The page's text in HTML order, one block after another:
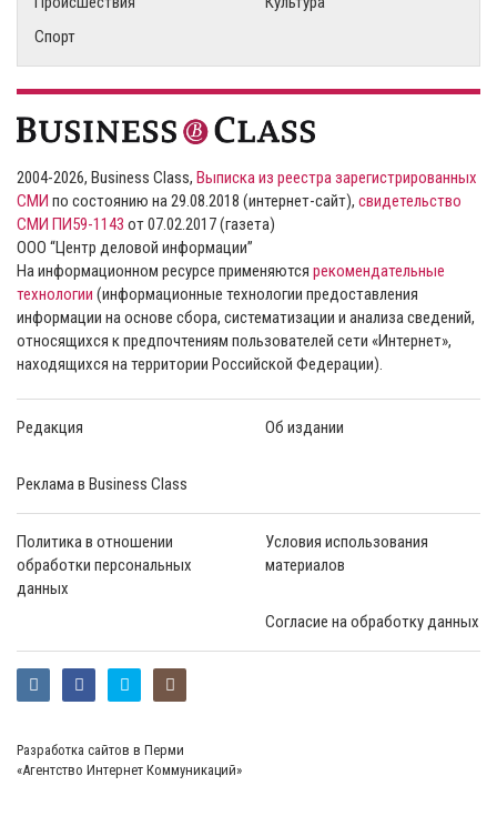
Спорт
2004-2026, Business Class, Выписка из реестра зарегистрированных
СМИ по состоянию на 29.08.2018 (интернет-сайт), свидетельство
СМИ ПИ59-1143 от 07.02.2017 (газета)
ООО “Центр деловой информации”
На информационном ресурсе применяются рекомендательные
технологии (информационные технологии предоставления
информации на основе сбора, систематизации и анализа сведений,
относящихся к предпочтениям пользователей сети «Интернет»,
находящихся на территории Российской Федерации).
Редакция Об издании
Реклама в Business Class
Политика в отношении
обработки персональных
данных
Условия использования
материалов
Согласие на обработку данных
Разработка сайтов в Перми
«Агентство Интернет Коммуникаций»